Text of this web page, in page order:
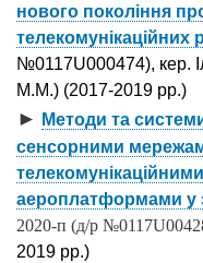
нового покоління
телекомунікаційних
№0117U000474), кер.
М.М.) (2017-2019 рр.)
►
Методи та
сенсорними
аероплатформами у
2020-п (д/р
2019 рр.)